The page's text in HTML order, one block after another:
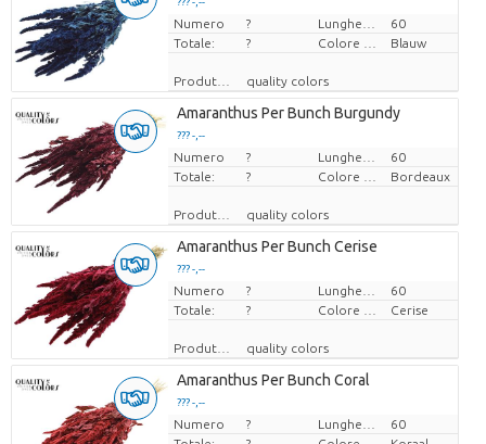
Prezzo x uno
Numero ?
60
Totale:
? Blauw
Produttore quality colors
Amaranthus Per Bunch Burgundy
??? -,--
Prezzo x uno
Numero ?
60
Totale:
? Bordeaux
Produttore quality colors
Amaranthus Per Bunch Cerise
??? -,--
Prezzo x uno
Numero ?
60
Totale:
? Cerise
Produttore quality colors
Amaranthus Per Bunch Coral
??? -,--
Prezzo x uno
Numero ?
60